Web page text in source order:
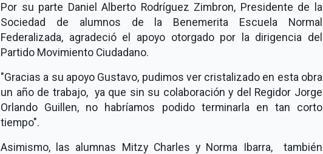
Por su parte Daniel Alberto Rodríguez Zimbron, Presidente de la
Sociedad de alumnos de la Benemerita Escuela Normal
Federalizada, agradeció el apoyo otorgado por la dirigencia del
Partido Movimiento Ciudadano.
"Gracias a su apoyo Gustavo, pudimos ver cristalizado en esta obra
un año de trabajo, ya que sin su colaboración y del Regidor Jorge
Orlando Guillen, no habríamos podido terminarla en tan corto
tiempo".
Asimismo, las alumnas Mitzy Charles y Norma Ibarra, también